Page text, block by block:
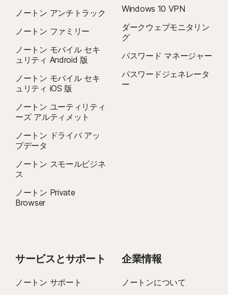
ノートン アンチトラック
ノートン ファミリー
ノートン モバイル セキ
ュリティ Android 版
ノートン モバイル セキ
ュリティ iOS 版
ノートン ユーティリティ
ーズ アルティメット
ノートン ドライバ アッ
プデータ
ノートン スモールビジネ
ス
ノートン Private
Browser
Windows 10 VPN
ダークウェブモニタリン
グ
パスワード マネージャー
パスワードジェネレータ
ー
サービスとサポート
ノートン サポート
企業情報
ノートンについて